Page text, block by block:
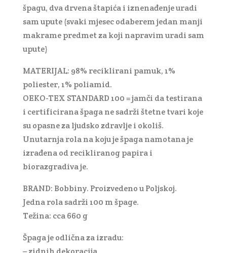
špagu, dva drvena štapića i iznenađenje uradi
sam upute (svaki mjesec odaberem jedan manji
makrame predmet za koji napravim uradi sam
upute)
MATERIJAL: 98% reciklirani pamuk, 1%
poliester, 1% poliamid.
OEKO-TEX STANDARD 100 = jamči da testirana
i certificirana špaga ne sadrži štetne tvari koje
su opasne za ljudsko zdravlje i okoliš.
Unutarnja rola na koju je špaga namotana je
izrađena od recikliranog papira i
biorazgradiva je.
BRAND: Bobbiny. Proizvedeno u Poljskoj.
Jedna rola sadrži 100 m špage.
Težina: cca 660 g
Špaga je odlična za izradu: